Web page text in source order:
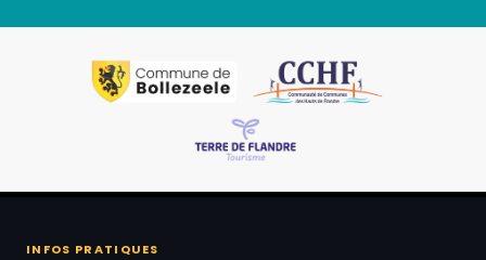
INFOS PRATIQUES